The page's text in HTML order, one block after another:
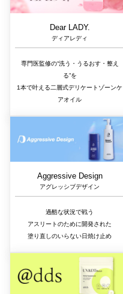
Dear LADY.
ディアレディ
専門医監修の“洗う・うるおす・整え
る”を
1本で叶える二層式デリケートゾーンケ
アオイル
Aggressive Design
アグレッシブデザイン
過酷な状況で戦う
アスリートのために開発された
塗り直しのいらない日焼け止め